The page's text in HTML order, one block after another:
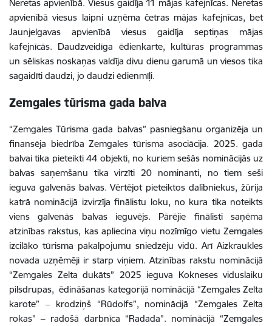
Neretas apvienībā. Viesus gaidīja 11 mājas kafejnīcas. Neretas
apvienībā viesus laipni uzņēma četras mājas kafejnīcas, bet
Jaunjelgavas apvienībā viesus gaidīja septiņas mājas
kafejnīcās. Daudzveidīga ēdienkarte, kultūras programmas
un sēliskas noskaņas valdīja divu dienu garumā un viesos tika
sagaidīti daudzi, jo daudzi ēdienmīļi.
Zemgales tūrisma gada balva
“Zemgales Tūrisma gada balvas” pasniegšanu organizēja un
finansēja biedrība Zemgales tūrisma asociācija. 2025. gada
balvai tika pieteikti 44 objekti, no kuriem sešās nominācijās uz
balvas saņemšanu tika virzīti 20 nominanti, no tiem seši
ieguva galvenās balvas. Vērtējot pieteiktos dalībniekus, žūrija
katrā nominācijā izvirzīja finālistu loku, no kura tika noteikts
viens galvenās balvas ieguvējs. Pārējie finālisti saņēma
atzinības rakstus, kas apliecina viņu nozīmīgo vietu Zemgales
izcilāko tūrisma pakalpojumu sniedzēju vidū. Arī Aizkraukles
novada uzņēmēji ir starp viņiem. Atzinības rakstu nominācijā
“Zemgales Zelta dukāts” 2025 ieguva Kokneses viduslaiku
pilsdrupas, ēdināšanas kategorijā nominācijā “Zemgales Zelta
karote” ‒ krodziņš “Rūdolfs”, nominācijā “Zemgales Zelta
rokas” ‒ radošā darbnīca “Radada”. nominācijā “Zemgales